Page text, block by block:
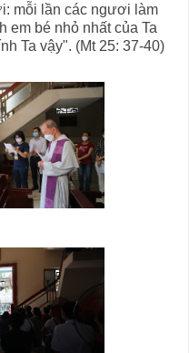
mỗi lần các ngươi làm
em bé nhỏ nhất của Ta
Ta vậy". (Mt 25: 37-40)